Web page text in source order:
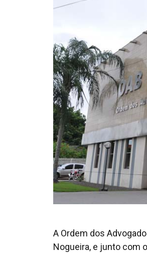
A Ordem dos
Nogueira, e junto com